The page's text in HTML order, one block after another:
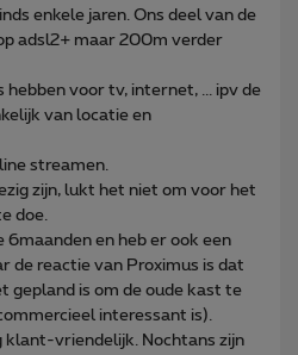
enkele jaren. Ons deel van de
adsl2+ maar 200m verder
hebben voor tv, internet, ... ipv de
van locatie en
streamen.
zijn, lukt het niet om voor het
doe.
6maanden en heb er ook een
de reactie van Proximus is dat
gepland is om de oude kast te
interessant is).
klant-vriendelijk. Nochtans zijn